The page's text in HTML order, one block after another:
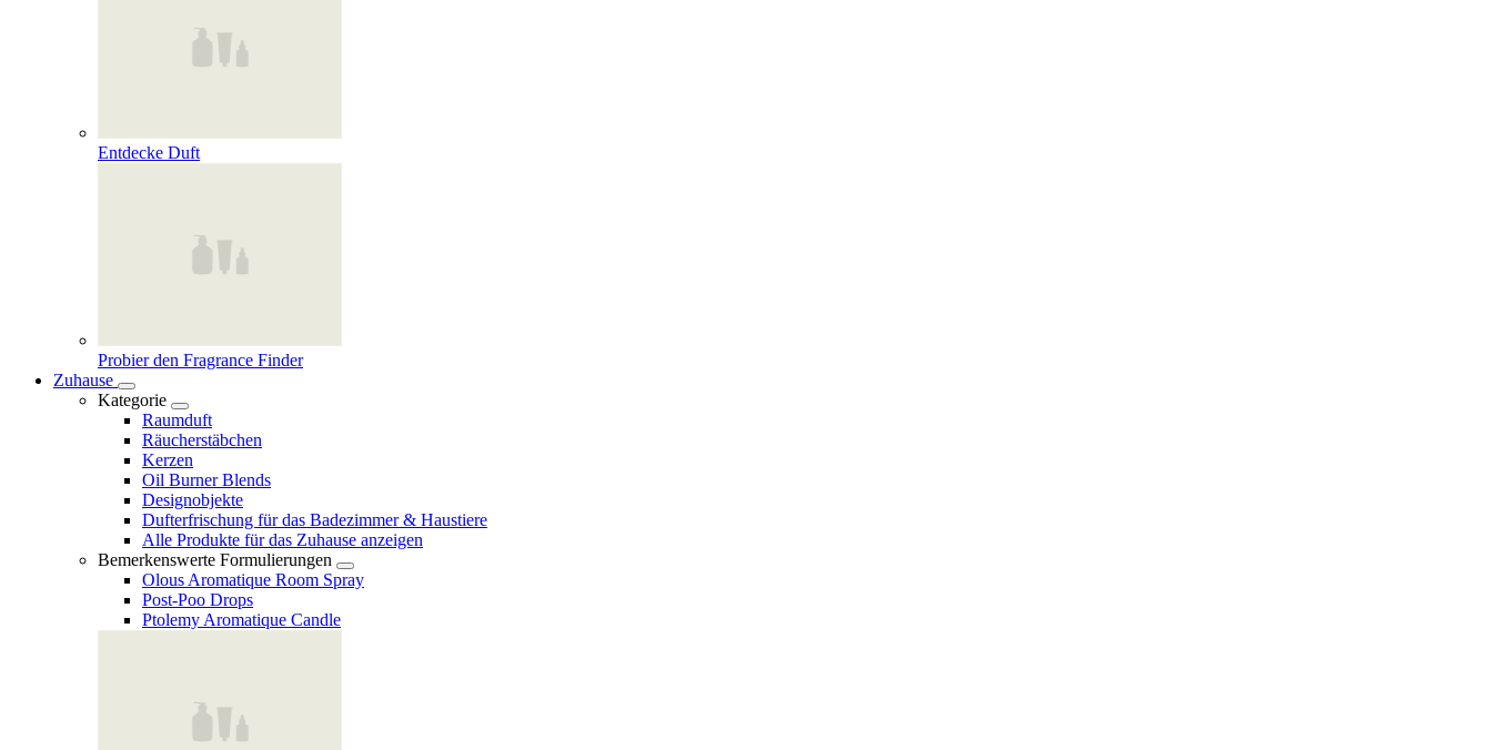
Entdecke Duft
Probier den Fragrance Finder
Zuhause
Kategorie
Raumduft
Räucherstäbchen
Kerzen
Oil Burner Blends
Designobjekte
Dufterfrischung für das Badezimmer & Haustiere
Alle Produkte für das Zuhause anzeigen
Bemerkenswerte Formulierungen
Olous Aromatique Room Spray
Post-Poo Drops
Ptolemy Aromatique Candle